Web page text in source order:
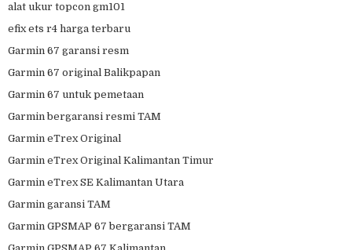
alat ukur topcon gm101
efix ets r4 harga terbaru
Garmin 67 garansi resm
Garmin 67 original Balikpapan
Garmin 67 untuk pemetaan
Garmin bergaransi resmi TAM
Garmin eTrex Original
Garmin eTrex Original Kalimantan Timur
Garmin eTrex SE Kalimantan Utara
Garmin garansi TAM
Garmin GPSMAP 67 bergaransi TAM